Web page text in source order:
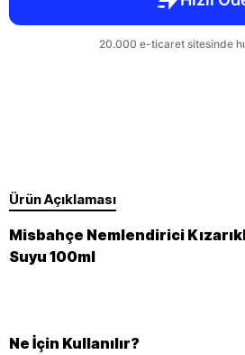
Ürün Açıklaması
Misbahçe Nemlendirici
Suyu 100ml
Ne İçin Kullanılır?